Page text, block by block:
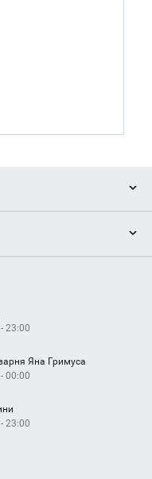
23:00
Яна Гримуса
00:00
23:00